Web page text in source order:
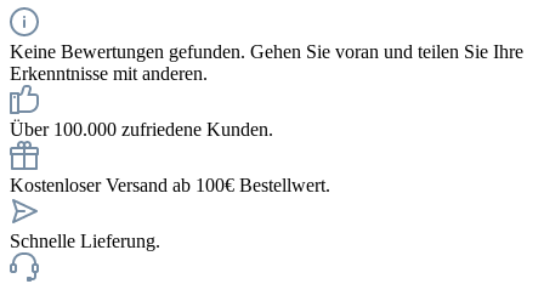
Keine Bewertungen gefunden. Gehen Sie voran und teilen Sie Ihre
Erkenntnisse mit anderen.
Über 100.000 zufriedene Kunden.
Kostenloser Versand ab 100€ Bestellwert.
Schnelle Lieferung.